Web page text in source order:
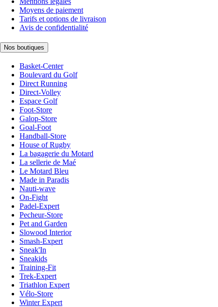
Moyens de paiement
Tarifs et options de livraison
Avis de confidentialité
Nos boutiques
Basket-Center
Boulevard du Golf
Direct Running
Direct-Volley
Espace Golf
Foot-Store
Galop-Store
Goal-Foot
Handball-Store
House of Rugby
La bagagerie du Motard
La sellerie de Maé
Le Motard Bleu
Made in Paradis
Nauti-wave
On-Fight
Padel-Expert
Pecheur-Store
Pet and Garden
Slowood Interior
Smash-Expert
Sneak'In
Sneakids
Training-Fit
Trek-Expert
Triathlon Expert
Vélo-Store
Winter Expert